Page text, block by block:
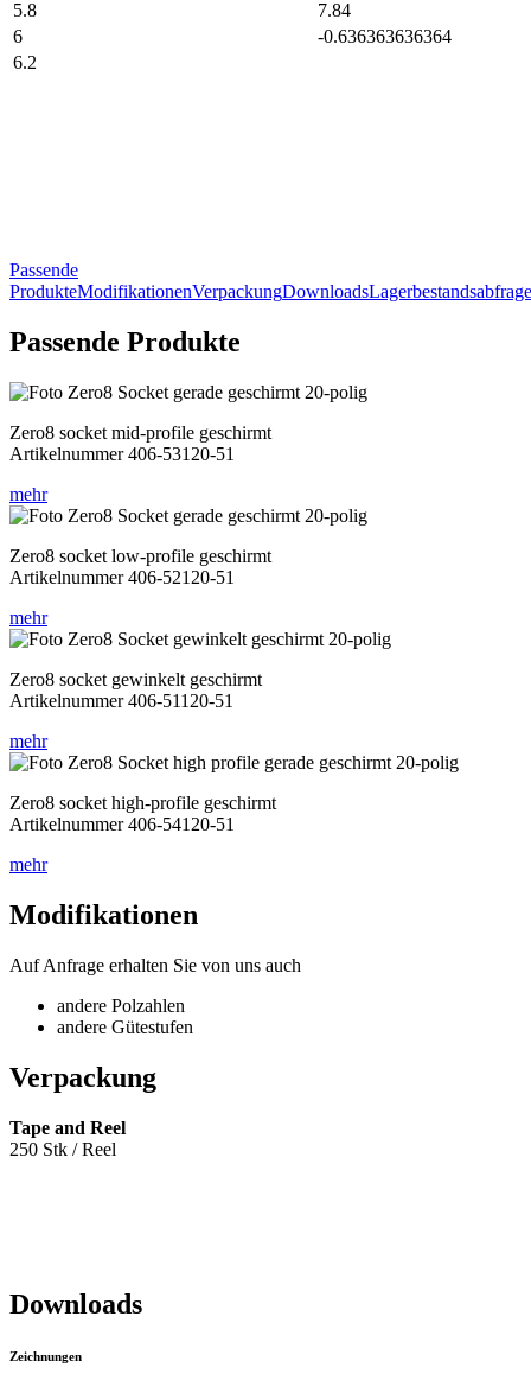
5.8
7.84
6
-0.636363636364
6.2
Passende
ProdukteModifikationenVerpackungDownloadsLagerbestandsabfrage
Passende Produkte
Zero8 socket mid-profile geschirmt
Artikelnummer 406-53120-51
mehr
Zero8 socket low-profile geschirmt
Artikelnummer 406-52120-51
mehr
Zero8 socket gewinkelt geschirmt
Artikelnummer 406-51120-51
mehr
Zero8 socket high-profile geschirmt
Artikelnummer 406-54120-51
mehr
Modifikationen
Auf Anfrage erhalten Sie von uns auch
andere Polzahlen
andere Gütestufen
Verpackung
Tape and Reel
250 Stk / Reel
Downloads
Zeichnungen